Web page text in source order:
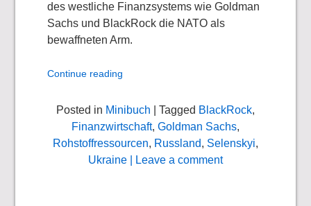
des westliche Finanzsystems wie Goldman
Sachs und BlackRock die NATO als
bewaffneten Arm.
Continue reading
Posted in Minibuch | Tagged BlackRock,
Finanzwirtschaft, Goldman Sachs,
Rohstoffressourcen, Russland, Selenskyi,
Ukraine | Leave a comment